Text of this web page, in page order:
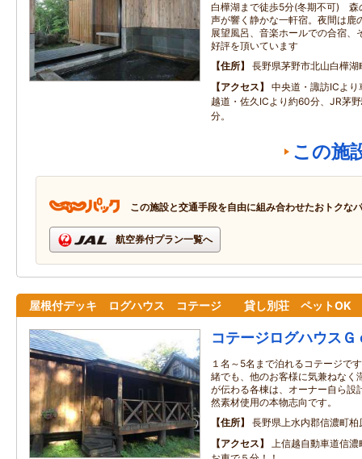
白樺湖まで徒歩5分(冬期不可) 森
声が響く静かな一軒宿。夜間は鹿
展望風呂、音楽ホールでの合宿、
好評を頂いています
住所
長野県茅野市北山白樺湖
アクセス
中央道・諏訪ICよ
越道・佐久ICより約60分、JR茅
分。
この施
この施設と交通手段を自由に組み合わせたおトクな
航空券付プラン一覧へ
屋根付デッキ ログハウス コテージ 貸し別荘 ペットOK
コテージログハウス
１名～5名まで泊れるコテージで
緒でも、他のお客様に気兼ねなく
が伝わる各棟は、オーナー自ら設
然素材使用の本物志向です。
住所
長野県上水内郡信濃町
アクセス
上信越自動車道信